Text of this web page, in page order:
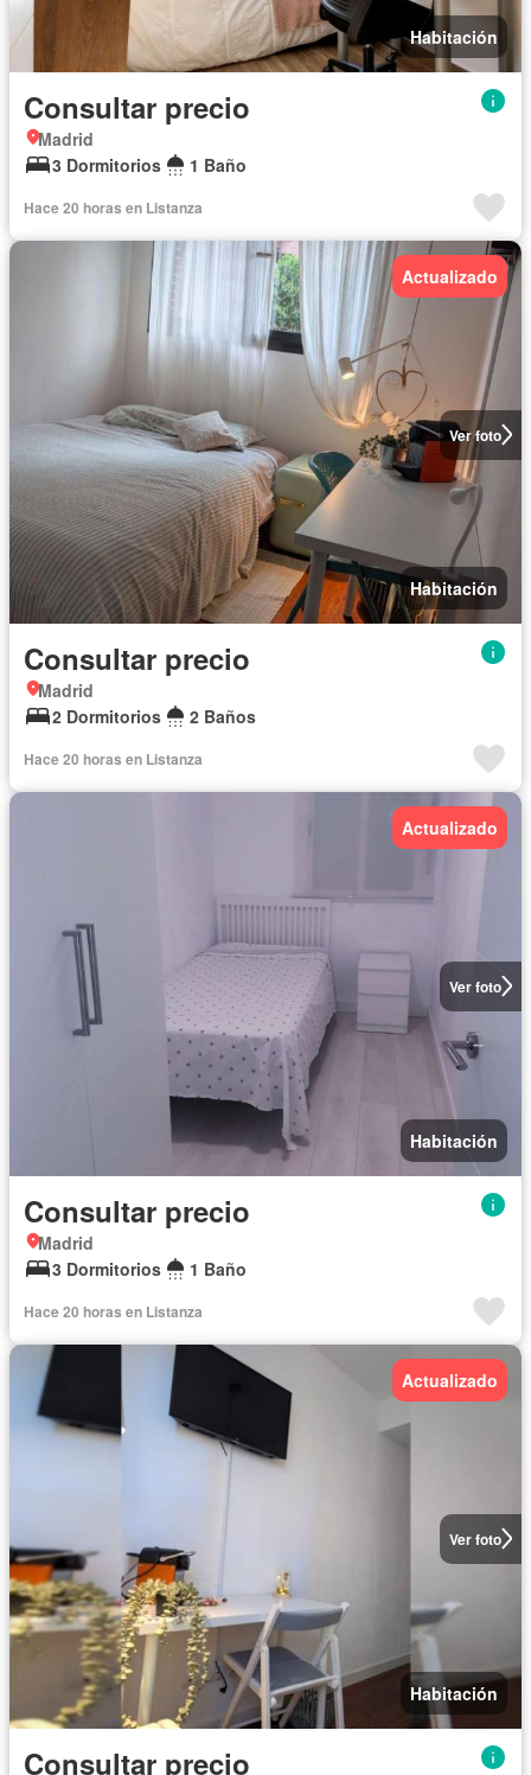
Habitación
Consultar precio
Madrid
3 Dormitorios
1 Baño
Hace 20 horas en Listanza
Ver foto
Actualizado
Habitación
Consultar precio
Madrid
2 Dormitorios
2 Baños
Hace 20 horas en Listanza
Ver foto
Actualizado
Habitación
Consultar precio
Madrid
3 Dormitorios
1 Baño
Hace 20 horas en Listanza
Ver foto
Actualizado
Habitación
Consultar precio